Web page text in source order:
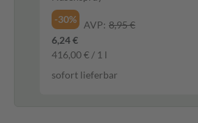
-30%
AVP: 8,95 €
6,24 €
416,00 € / 1 l
sofort lieferbar